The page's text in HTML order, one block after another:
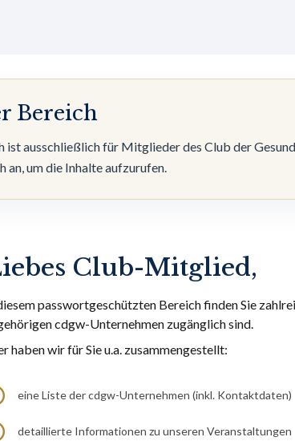
Bereich
ist ausschließlich für Mitglieder des Club der
an, um die Inhalte aufzurufen.
Club-Mitglied,
passwortgeschützten Bereich finden Sie
cdgw-Unternehmen zugänglich sind.
haben wir für Sie u.a. zusammengestellt:
eine Liste der cdgw-Unternehmen (inkl. Kontaktdaten)
detaillierte Informationen zu unseren Veranstaltungen